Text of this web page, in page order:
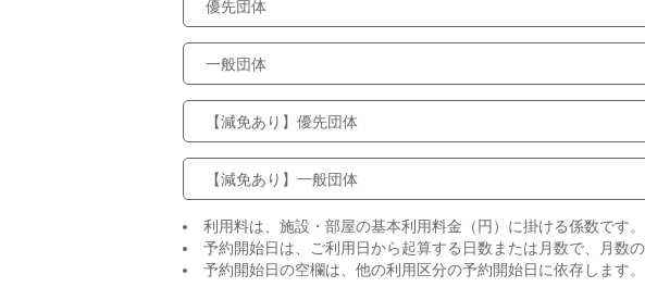
優先団体
一般団体
【減免あり】優先団体
【減免あり】一般団体
利用料は、施設・部屋の基本利用料金（円）に掛ける係数です。
予約開始日は、ご利用日から起算する日数または月数で、月数
予約開始日の空欄は、他の利用区分の予約開始日に依存します。